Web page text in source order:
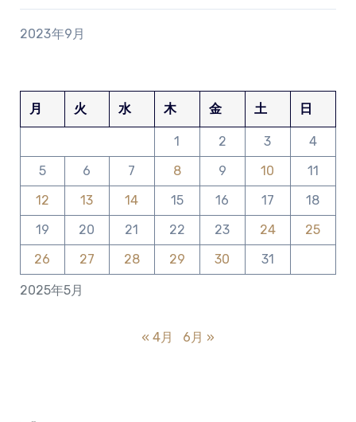
2023年9月
2025年5月
月 火 水 木 金 土 日
1 2 3
4
5
6 7 8 9 10
11
12
13 14 15 16 17
18
19
20 21 22 23 24
25
26
27 28 29 30 31
« 4月 6月 »